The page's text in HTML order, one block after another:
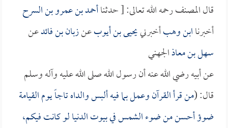
قال المصنف رحمه الله تعالى: [ حدثناأحمد بن عمرو بن السرح
أخبرناابن وهبأخبرنييحيى بن أيوبعنزبان بن فائدعن
سهل بن معاذالجهني
عن أبيه رضي الله عنه أن رسول الله صلى الله عليه وآله وسلم
قال: (من قرأ القرآن وعمل بما فيه ألبس والداه تاجاً يوم القيامة
ضوؤ أحسن من ضوء الشمس في بيوت الدنيا لو كانت فيكم،